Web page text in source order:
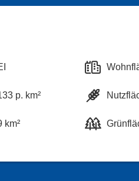
p. km²
km²